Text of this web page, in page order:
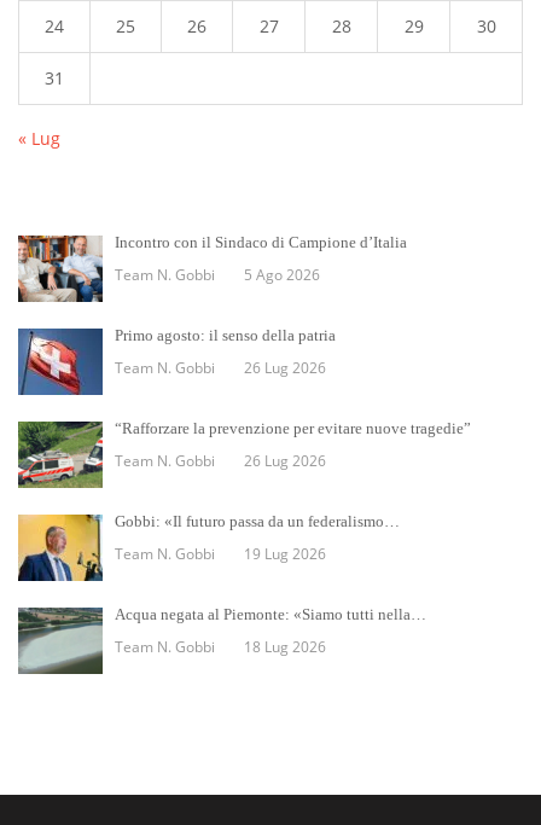
24 25 26 27 28 29 30
31
« Lug
Incontro con il Sindaco di Campione d’Italia
Team N. Gobbi 5 Ago 2026
Primo agosto: il senso della patria
Team N. Gobbi 26 Lug 2026
“Rafforzare la prevenzione per evitare nuove tragedie”
Team N. Gobbi 26 Lug 2026
Gobbi: «Il futuro passa da un federalismo…
Team N. Gobbi 19 Lug 2026
Acqua negata al Piemonte: «Siamo tutti nella…
Team N. Gobbi 18 Lug 2026